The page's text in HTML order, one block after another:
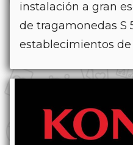
instalación a gran
de tragamonedas S
establecimientos de